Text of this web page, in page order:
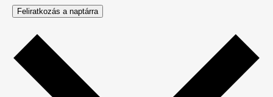
Feliratkozás a naptárra